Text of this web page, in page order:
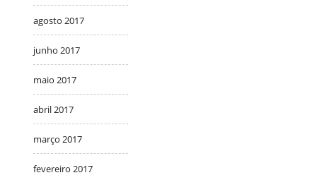
agosto 2017
junho 2017
maio 2017
abril 2017
março 2017
fevereiro 2017